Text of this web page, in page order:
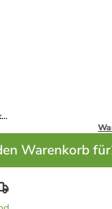
Warenkorb für